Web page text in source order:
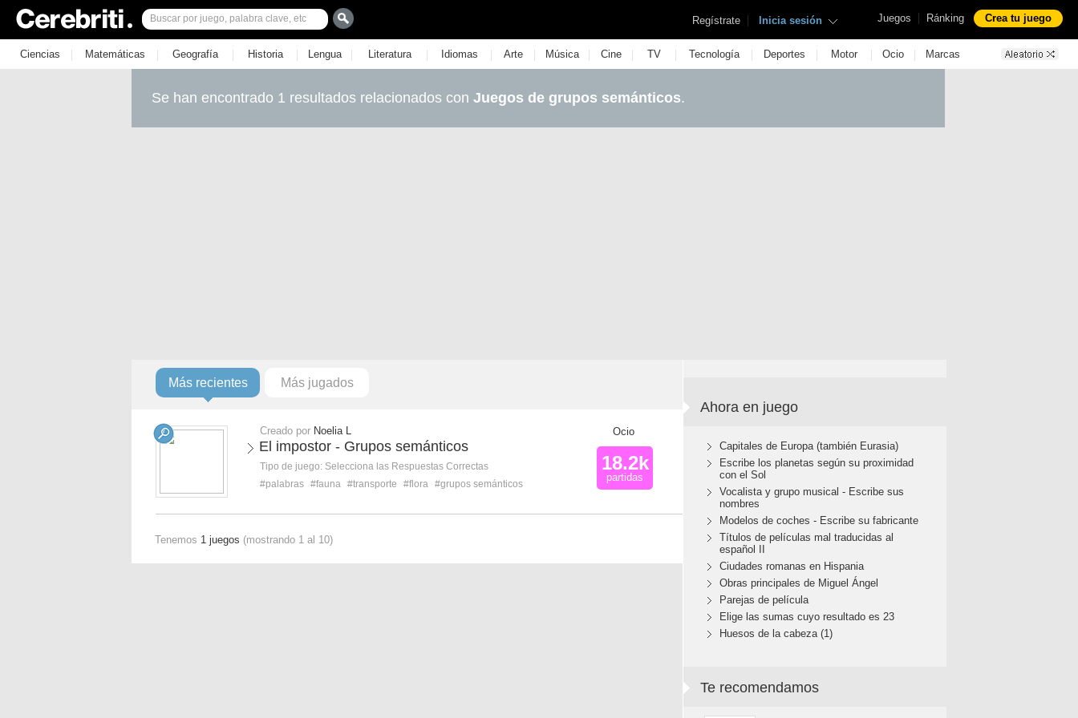
Juegos | Ránking Crea tu juego
Regístrate | Inicia sesión
Ciencias | Matemáticas | Geografía | Historia | Lengua | Literatura | Idiomas | Arte | Música | Cine | TV | Tecnología | Deportes | Motor | Ocio | Marcas
Se han encontrado 1 resultados relacionados con Juegos de grupos semánticos.
Más recientes Más jugados
Creado por Noelia L
El impostor - Grupos semánticos
Tipo de juego: Selecciona las Respuestas Correctas
#palabras #fauna #transporte #flora #grupos semánticos
Ocio
18.2k
partidas
Tenemos 1 juegos (mostrando 1 al 10)
Ahora en juego
Capitales de Europa (también Eurasia)
Escribe los planetas según su proximidad
con el Sol
Vocalista y grupo musical - Escribe sus
nombres
Modelos de coches - Escribe su fabricante
Títulos de películas mal traducidas al
español II
Ciudades romanas en Hispania
Obras principales de Miguel Ángel
Parejas de película
Elige las sumas cuyo resultado es 23
Huesos de la cabeza (1)
Te recomendamos